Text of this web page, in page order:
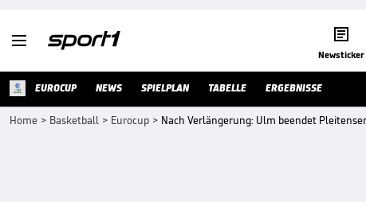
 
Newsticker
EUROCUP NEWS SPIELPLAN TABELLE ERGEBNISSE
Home > Basketball > Eurocup > Nach Verlängerung: Ulm beendet